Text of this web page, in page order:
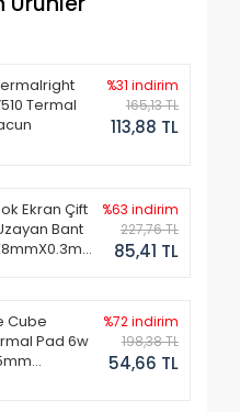
Termal
%31 indirim
165,13 TL
113,88 TL
Ekran Çift
Bant
%63 indirim
227,76 TL
85,41 TL
Cube
Pad 6w
%72 indirim
198,38 TL
54,66 TL